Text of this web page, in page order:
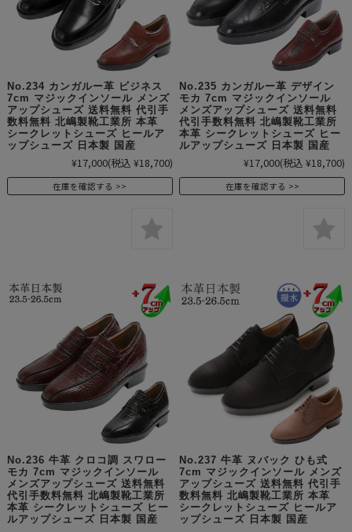
No.234 カンガルー革 ビジネス
7cm マジックインソール メンズ
アップシューズ 送料無料 代引手
数料無料 北嶋製靴工業所 本革
シークレットシューズ ヒールア
ップシューズ 日本製 国産
¥17,000(税込 ¥18,700)
在庫を確認する
No.235 カンガルー革 デザイン
モカ 7cm マジックインソール
メンズアップシューズ 送料無料
代引手数料無料 北嶋製靴工業所
本革 シークレットシューズ ヒー
ルアップシューズ 日本製 国産
¥17,000(税込 ¥18,700)
在庫を確認する
No.236 牛革 クロコ調 スワロー
モカ 7cm マジックインソール
メンズアップシューズ 送料無料
代引手数料無料 北嶋製靴工業所
本革 シークレットシューズ ヒー
ルアップシューズ 日本製 国産
No.237 牛革 ヌバック ひも式
7cm マジックインソール メンズ
アップシューズ 送料無料 代引手
数料無料 北嶋製靴工業所 本革
シークレットシューズ ヒールア
ップシューズ 日本製 国産